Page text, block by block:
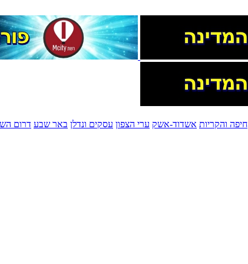
חיפה והקריות אשדוד-אשק ערי הצפון עסקים ונדלן באר שבע דרום